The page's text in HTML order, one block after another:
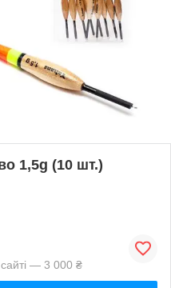
1,5g (10 шт.)
— 3 000 ₴